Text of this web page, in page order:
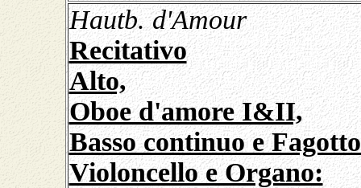
Hautb. d'Amour
Recitativo
Alto,
Oboe d'amore I&II,
Basso continuo e
Violoncello e Organo: